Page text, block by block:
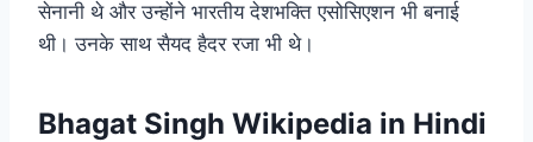
सेनानी थे और उन्होंने भारतीय देशभक्ति एसोसिएशन भी बनाई
थी। उनके साथ सैयद हैदर रजा भी थे।
Bhagat Singh Wikipedia in Hindi